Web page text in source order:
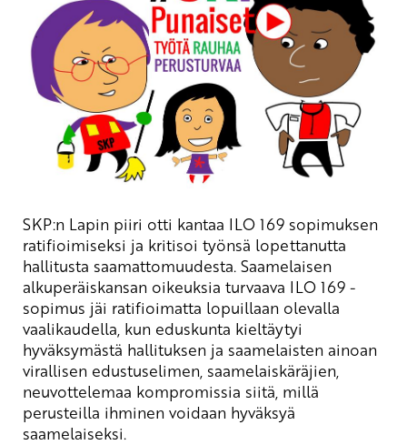
SKP:n Lapin piiri otti kantaa ILO 169 sopimuksen
ratifioimiseksi ja kritisoi työnsä lopettanutta
hallitusta saamattomuudesta. Saamelaisen
alkuperäiskansan oikeuksia turvaava ILO 169 -
sopimus jäi ratifioimatta lopuillaan olevalla
vaalikaudella, kun eduskunta kieltäytyi
hyväksymästä hallituksen ja saamelaisten ainoan
virallisen edustuselimen, saamelaiskäräjien,
neuvottelemaa kompromissia siitä, millä
perusteilla ihminen voidaan hyväksyä
saamelaiseksi.